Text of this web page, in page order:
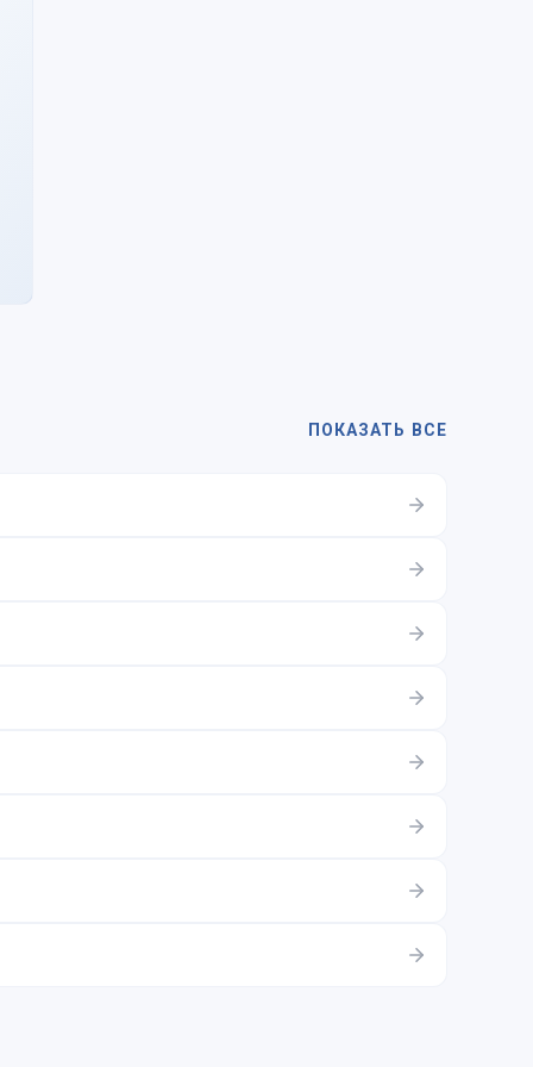
ПОКАЗАТЬ ВСЕ